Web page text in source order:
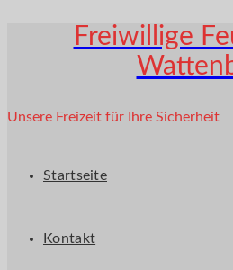
Freiwillige
Unsere Freizeit für Ihre Sicherheit
Startseite
Kontakt